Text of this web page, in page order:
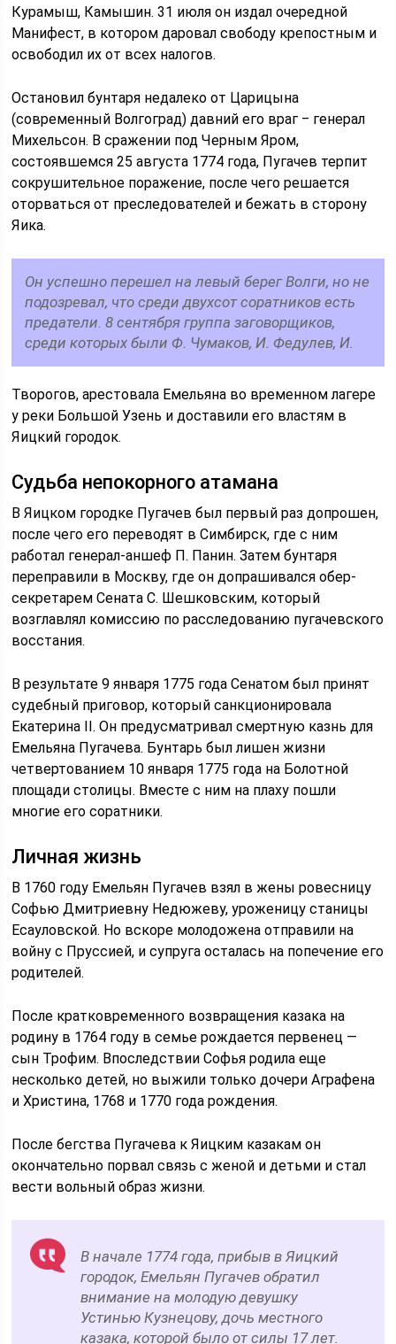
Курамыш, Камышин. 31 июля он издал очередной
Манифест, в котором даровал свободу крепостным и
освободил их от всех налогов.
Остановил бунтаря недалеко от Царицына
(современный Волгоград) давний его враг ‒ генерал
Михельсон. В сражении под Черным Яром,
состоявшемся 25 августа 1774 года, Пугачев терпит
сокрушительное поражение, после чего решается
оторваться от преследователей и бежать в сторону
Яика.
Он успешно перешел на левый берег Волги, но не
подозревал, что среди двухсот соратников есть
предатели. 8 сентября группа заговорщиков,
среди которых были Ф. Чумаков, И. Федулев, И.
Творогов, арестовала Емельяна во временном лагере
у реки Большой Узень и доставили его властям в
Яицкий городок.
Судьба непокорного атамана
В Яицком городке Пугачев был первый раз допрошен,
после чего его переводят в Симбирск, где с ним
работал генерал-аншеф П. Панин. Затем бунтаря
переправили в Москву, где он допрашивался обер-
секретарем Сената С. Шешковским, который
возглавлял комиссию по расследованию пугачевского
восстания.
В результате 9 января 1775 года Сенатом был принят
судебный приговор, который санкционировала
Екатерина II. Он предусматривал смертную казнь для
Емельяна Пугачева. Бунтарь был лишен жизни
четвертованием 10 января 1775 года на Болотной
площади столицы. Вместе с ним на плаху пошли
многие его соратники.
Личная жизнь
В 1760 году Емельян Пугачев взял в жены ровесницу
Софью Дмитриевну Недюжеву, уроженицу станицы
Есауловской. Но вскоре молодожена отправили на
войну с Пруссией, и супруга осталась на попечение его
родителей.
После кратковременного возвращения казака на
родину в 1764 году в семье рождается первенец —
сын Трофим. Впоследствии Софья родила еще
несколько детей, но выжили только дочери Аграфена
и Христина, 1768 и 1770 года рождения.
После бегства Пугачева к Яицким казакам он
окончательно порвал связь с женой и детьми и стал
вести вольный образ жизни.
В начале 1774 года, прибыв в Яицкий
городок, Емельян Пугачев обратил
внимание на молодую девушку
Устинью Кузнецову, дочь местного
казака, которой было от силы 17 лет.